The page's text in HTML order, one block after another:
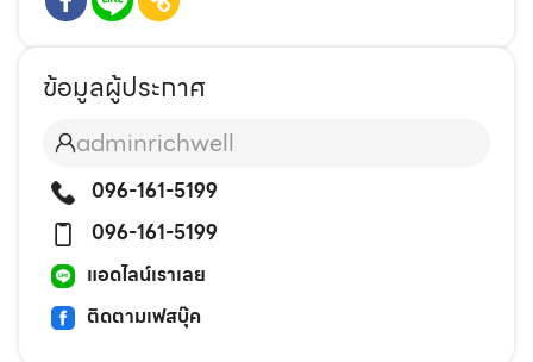
ข้อมูลผู้ประกาศ
adminrichwell
096-161-5199
096-161-5199
แอดไลน์เราเลย
ติดตามเฟสบุ๊ค